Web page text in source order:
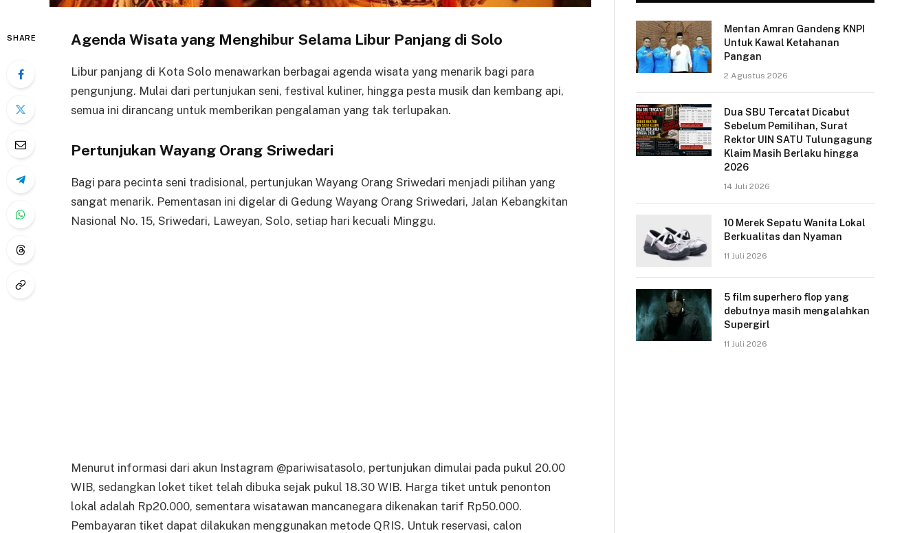
SHARE Agenda Wisata yang Menghibur Selama Libur Panjang di Solo
Libur panjang di Kota Solo menawarkan berbagai agenda wisata yang menarik bagi para
pengunjung. Mulai dari pertunjukan seni, festival kuliner, hingga pesta musik dan kembang api,
semua ini dirancang untuk memberikan pengalaman yang tak terlupakan.
Pertunjukan Wayang Orang Sriwedari
Bagi para pecinta seni tradisional, pertunjukan Wayang Orang Sriwedari menjadi pilihan yang
sangat menarik. Pementasan ini digelar di Gedung Wayang Orang Sriwedari, Jalan Kebangkitan
Nasional No. 15, Sriwedari, Laweyan, Solo, setiap hari kecuali Minggu.
Menurut informasi dari akun Instagram @pariwisatasolo, pertunjukan dimulai pada pukul 20.00
WIB, sedangkan loket tiket telah dibuka sejak pukul 18.30 WIB. Harga tiket untuk penonton
lokal adalah Rp20.000, sementara wisatawan mancanegara dikenakan tarif Rp50.000.
Pembayaran tiket dapat dilakukan menggunakan metode QRIS. Untuk reservasi, calon
Mentan Amran Gandeng KNPI
Untuk Kawal Ketahanan
Pangan
2 Agustus 2026
Dua SBU Tercatat Dicabut
Sebelum Pemilihan, Surat
Rektor UIN SATU Tulungagung
Klaim Masih Berlaku hingga
2026
14 Juli 2026
10 Merek Sepatu Wanita Lokal
Berkualitas dan Nyaman
11 Juli 2026
5 film superhero flop yang
debutnya masih mengalahkan
Supergirl
11 Juli 2026